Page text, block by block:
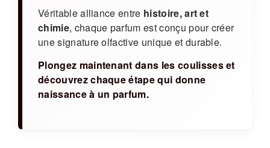
Véritable alliance entre histoire, art et
chimie, chaque parfum est conçu pour créer
une signature olfactive unique et durable.
Plongez maintenant dans les coulisses et
découvrez chaque étape qui donne
naissance à un parfum.